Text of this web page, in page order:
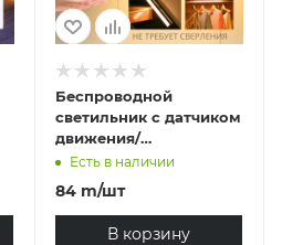
Беспроводной
светильник с датчиком
движения/
освещённости Yeelight
Motion Sensor Closet
Light A60 Silver
Есть в наличии
84m/шт
В корзину